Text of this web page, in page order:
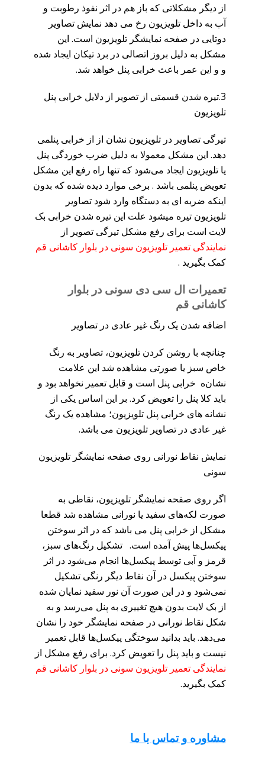
از دیگر مشکلاتی که باز هم در اثر نفوذ رطوبت و
آب به داخل تلویزیون رخ می دهد نمایش تصاویر
دوتایی در صفحه نمایشگر تلویزیون است. این
مشکل به دلیل بروز اتصالی در برد تیکان ایجاد شده
و و این عمر باعث خرابی پنل خواهد شد.
3.تیره شدن قسمتی از تصویر از دلایل خرابی پنل
تلویزیون
تیرگی تصاویر در تلویزیون نشان از از خرابی پنلمی
دهد. این مشکل معمولا به دلیل ضرب خوردگی پنل
یا تلویزیون ایجاد می‌شود که تنها راه رفع این مشکل
تعویض پنلمی باشد . برخی موارد دیده شده که بدون
اینکه ضربه ای به دستگاه وارد شود تصاویر
تلویزیون تیره میشود علت این تیره شدن خرابی بک
لایت است برای رفع مشکل تیرگی تصویر از
نمایندگی تعمیر تلویزیون سونی در بلوار کاشانی قم
کمک بگیرید .
تعمیرات ال سی دی سونی در بلوار
کاشانی قم
اضافه شدن یک رنگ غیر عادی در تصاویر
چنانچه با روشن کردن تلویزیون، تصاویر به رنگ
خاص سبز یا صورتی مشاهده شد این علامت
نشان‌ه خرابی پنل است و قابل تعمیر نخواهد بود و
باید کلا پنل را تعویض کرد. بر این اساس یکی از
نشانه های خرابی پنل تلویزیون؛ مشاهده یک رنگ
غیر عادی در تصاویر تلویزیون می باشد.
نمایش نقاط نورانی روی صفحه نمایشگر تلویزیون
سونی
اگر روی صفحه نمایشگر تلویزیون، نقاطی به
صورت لکه‌های سفید یا نورانی مشاهده شد قطعا
مشکل از خرابی پنل می باشد که در اثر سوختن
پیکسل‌ها پیش آمده است. تشکیل رنگ‌های سبز،
قرمز و آبی توسط پیکسل‌ها انجام می‌شود در اثر
سوختن پیکسل در آن نقاط دیگر رنگی تشکیل
نمی‌شود و در این صورت آن نور سفید نمایان شده
از بک لایت بدون هیچ تغییری به پنل می‌رسد و به
شکل نقاط نورانی در صفحه نمایشگر خود را نشان
می‌دهد. باید بدانید سوختگی پیکسل‌ها قابل تعمیر
نیست و باید پنل را تعویض کرد. برای رفع مشکل از
نمایندگی تعمیر تلویزیون سونی در بلوار کاشانی قم
کمک بگیرید.
مشاوره و تماس با ما